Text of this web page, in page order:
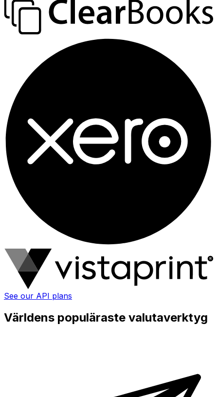
See our API plans
Världens populäraste valutaverktyg